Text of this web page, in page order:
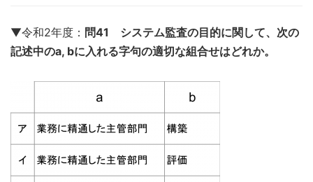
▼令和2年度： 問41 システム監査の目的に関して、次の
記述中のa, bに入れる字句の適切な組合せはどれか。